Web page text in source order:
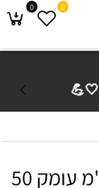
0 0
מדפים צורת ר' 280/240 ס"מ עומק 50